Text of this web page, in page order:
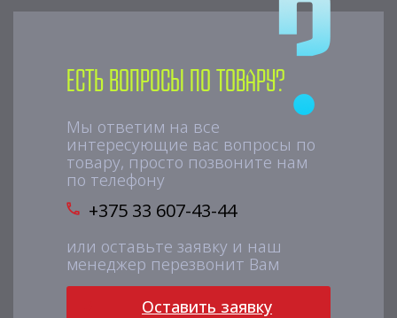
Есть вопросы по товару?
Мы ответим на все
интересующие вас вопросы по
товару, просто позвоните нам
по телефону
+375 33 607-43-44
или оставьте заявку и наш
менеджер перезвонит Вам
Оставить заявку